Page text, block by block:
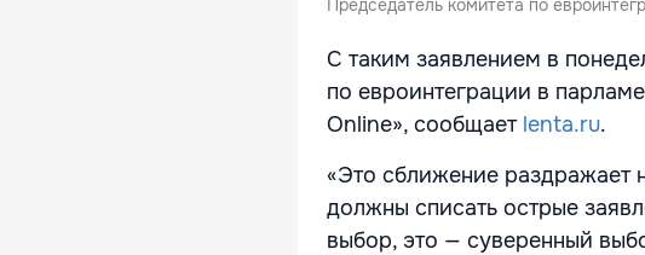
Председатель комитета по
С таким заявлением в
по евроинтеграции в
Online», сообщает lenta.ru.
«Это сближение раздражает
должны списать острые
выбор, это — суверенный